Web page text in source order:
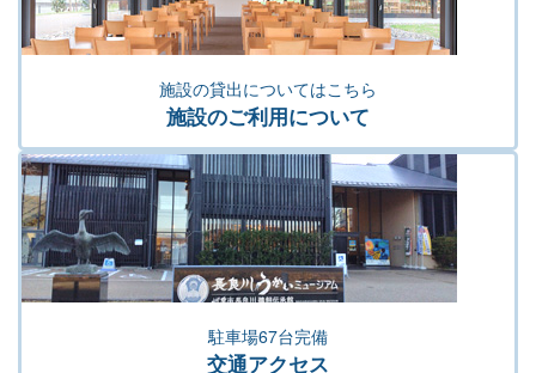
施設の貸出についてはこちら
施設のご利用について
駐車場67台完備
交通アクセス